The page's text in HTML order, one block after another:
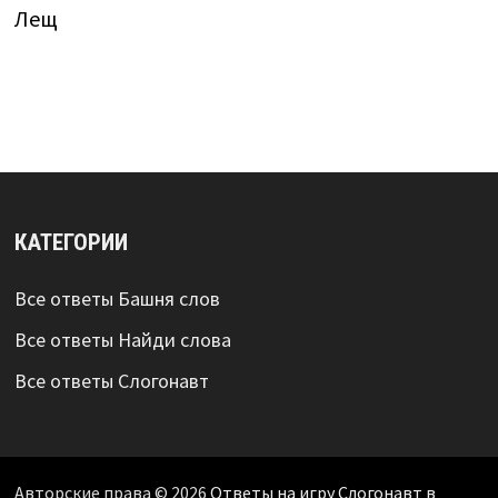
Лещ
КАТЕГОРИИ
Все ответы Башня слов
Все ответы Найди слова
Все ответы Слогонавт
Авторские права © 2026 Ответы на игру Слогонавт в